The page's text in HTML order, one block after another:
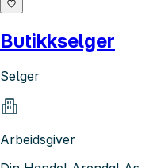
Butikkselger
Selger
Arbeidsgiver